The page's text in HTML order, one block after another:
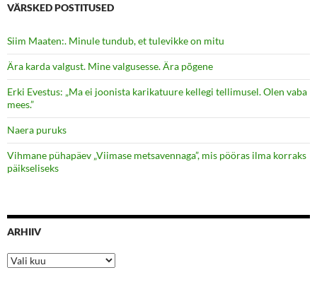
VÄRSKED POSTITUSED
Siim Maaten:. Minule tundub, et tulevikke on mitu
Ära karda valgust. Mine valgusesse. Ära põgene
Erki Evestus: „Ma ei joonista karikatuure kellegi tellimusel. Olen vaba
mees.”
Naera puruks
Vihmane pühapäev „Viimase metsavennaga”, mis pööras ilma korraks
päikseliseks
ARHIIV
Arhiiv